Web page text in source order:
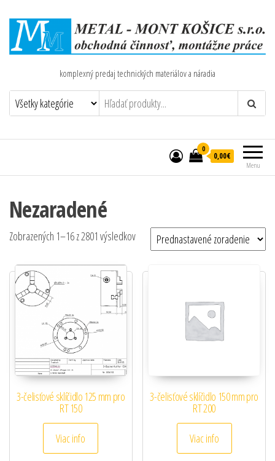
komplexný predaj technických materiálov a náradia
Menu
0
0,00€
Nezaradené
Zobrazených 1–16 z 2801 výsledkov
3-čelisťové sklíčidlo 125 mm pro
RT 150
Viac info
3-čelisťové sklíčidlo 150 mm pro
RT 200
Viac info